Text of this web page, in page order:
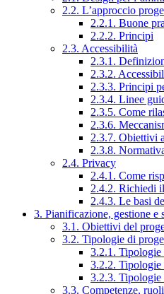
2.2. L’approccio
2.2.1. Buone
2.2.2. Principi
2.3. Accessibilità
2.3.1.
2.3.2.
2.3.3. Principi
2.3.4. Linee
2.3.5. Come
2.3.6.
2.3.7. Obiettivi
2.3.8.
2.4. Privacy
2.4.1. Come
2.4.2. Richiedi
2.4.3. Le basi
3. Pianificazione, gestione e
3.1. Obiettivi del
3.2. Tipologie di
3.2.1. Tipologie
3.2.2. Tipologie
3.2.3. Tipologie
3.3. Competenze,